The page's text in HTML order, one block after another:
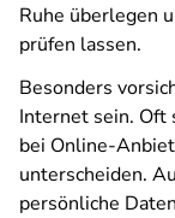
Ruhe überlegen
prüfen lassen.
Besonders
Internet sein. Oft
bei Online-
unterscheiden.
persönliche